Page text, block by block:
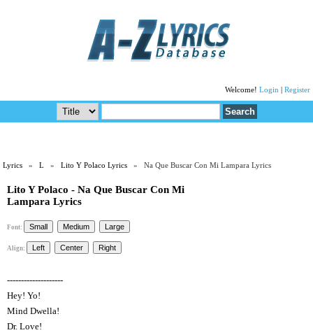
Welcome! Login Register
Lyrics »L »Lito Y Polaco Lyrics » Na Que Buscar Con Mi Lampara Lyrics
Lito Y Polaco - Na Que Buscar Con Mi
Lampara Lyrics
Font:
Align:
--------------------
Hey! Yo!
Mind Dwella!
Dr. Love!